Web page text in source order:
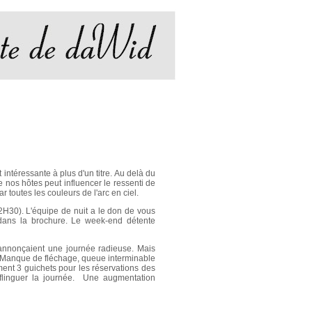
intéressante à plus d'un titre. Au delà du
hôtes peut influencer le ressenti de
toutes les couleurs de l'arc en ciel.
L'équipe de nuit a le don de vous
la brochure. Le week-end détente
une journée radieuse. Mais
de fléchage, queue interminable
3 guichets pour les réservations des
la journée. Une augmentation